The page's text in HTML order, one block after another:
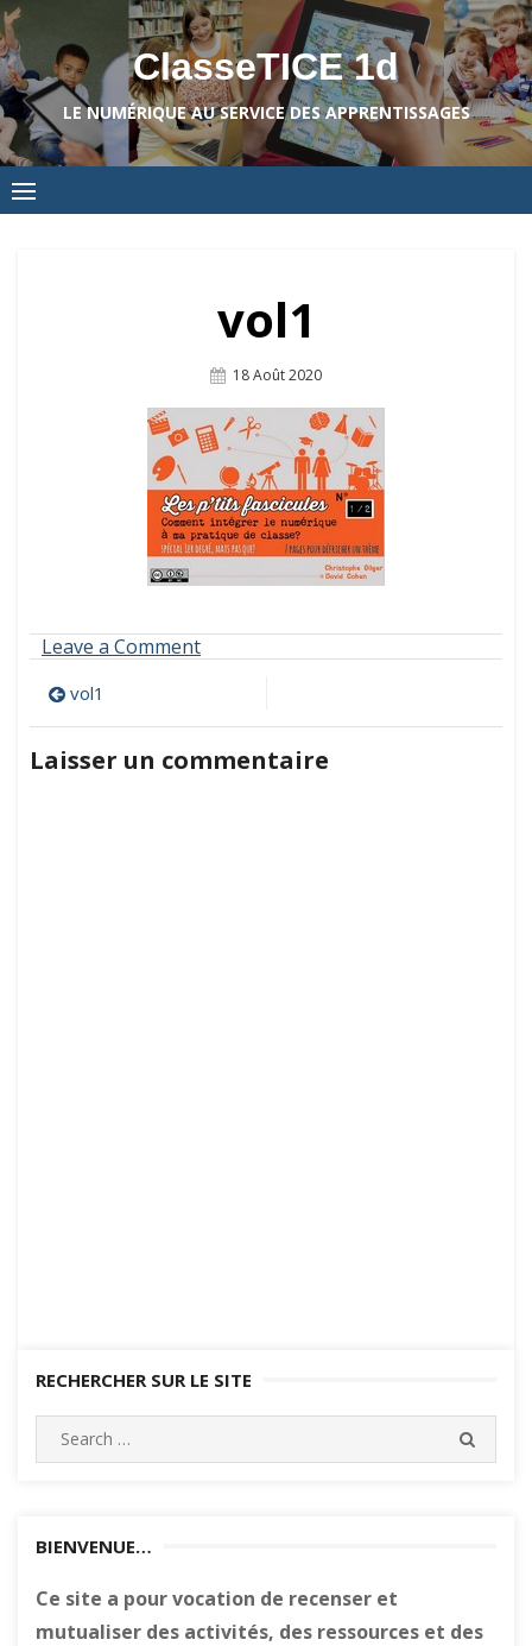
Skip
to
content
ClasseTICE 1d
LE NUMÉRIQUE AU SERVICE DES APPRENTISSAGES
vol1
Posted
18 Août 2020
Leave a Commenton
Navigation
de
l’article
vol1
Laisser un commentaire
RECHERCHER SUR LE SITE
Search
for:
BIENVENUE…
Ce site a pour vocation de recenser et
mutualiser des activités, des ressources et des